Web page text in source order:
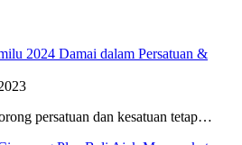
2024 Damai dalam Persatuan &
persatuan dan kesatuan tetap…